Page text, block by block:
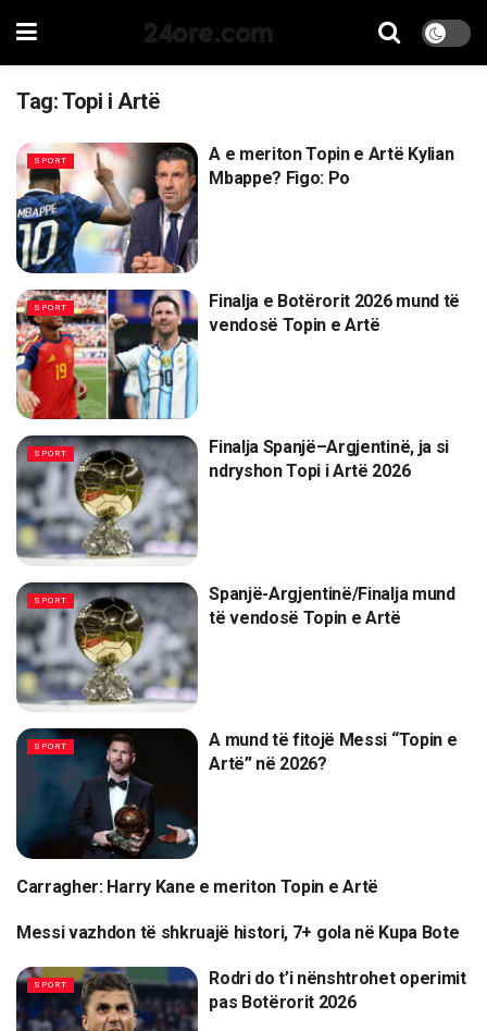
24ore.com
Tag:Topi i Artë
SPORT
A e meriton Topin e Artë Kylian
Mbappe? Figo: Po
SPORT
Finalja e Botërorit 2026 mund të
vendosë Topin e Artë
SPORT
Finalja Spanjë–Argjentinë, ja si
ndryshon Topi i Artë 2026
SPORT
Spanjë-Argjentinë/Finalja mund
të vendosë Topin e Artë
SPORT
A mund të fitojë Messi “Topin e
Artë” në 2026?
SPORT
Carragher: Harry Kane e meriton Topin e Artë
SPORT
Messi vazhdon të shkruajë histori, 7+ gola në Kupa Bote
SPORT
Rodri do t’i nënshtrohet operimit
pas Botërorit 2026